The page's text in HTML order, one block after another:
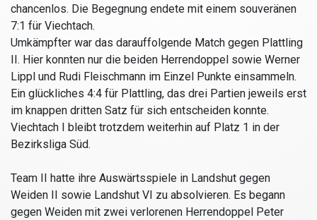
chancenlos. Die Begegnung endete mit einem souveränen
7:1 für Viechtach.
Umkämpfter war das darauffolgende Match gegen Plattling
II. Hier konnten nur die beiden Herrendoppel sowie Werner
Lippl und Rudi Fleischmann im Einzel Punkte einsammeln.
Ein glückliches 4:4 für Plattling, das drei Partien jeweils erst
im knappen dritten Satz für sich entscheiden konnte.
Viechtach I bleibt trotzdem weiterhin auf Platz 1 in der
Bezirksliga Süd.
Team II hatte ihre Auswärtsspiele in Landshut gegen
Weiden II sowie Landshut VI zu absolvieren. Es begann
gegen Weiden mit zwei verlorenen Herrendoppel Peter